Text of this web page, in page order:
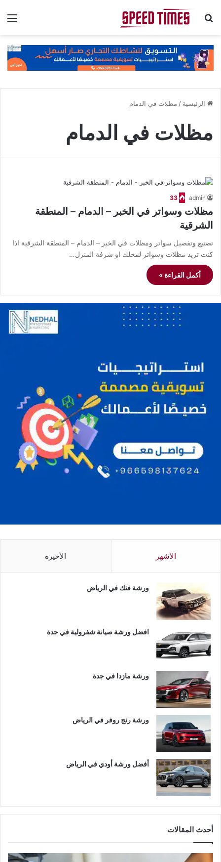
بحث عن
الرئيسية / مظلات في الدمام
مظلات في الدمام
admin
33
مظلات وسواتر في الخبر – الدمام – المنطقة
الشرقية
تصنيع وتفصيل سواتر ومظلات في الخبر – الدمام – المنطقة الشرقية اذا
كنت تريد مظلات وسواتر لمحلك او شرفة المنزل…
أكمل القراءة »
الأشهر الأخيرة
ورشة فتك في الرياض
افضل ورشة صيانة شفرولية في جدة
ورشة مازدا في جدة
ورشة رنج روفر في الرياض
أفضل ورشة أودي في الرياض
أحدث المقالات